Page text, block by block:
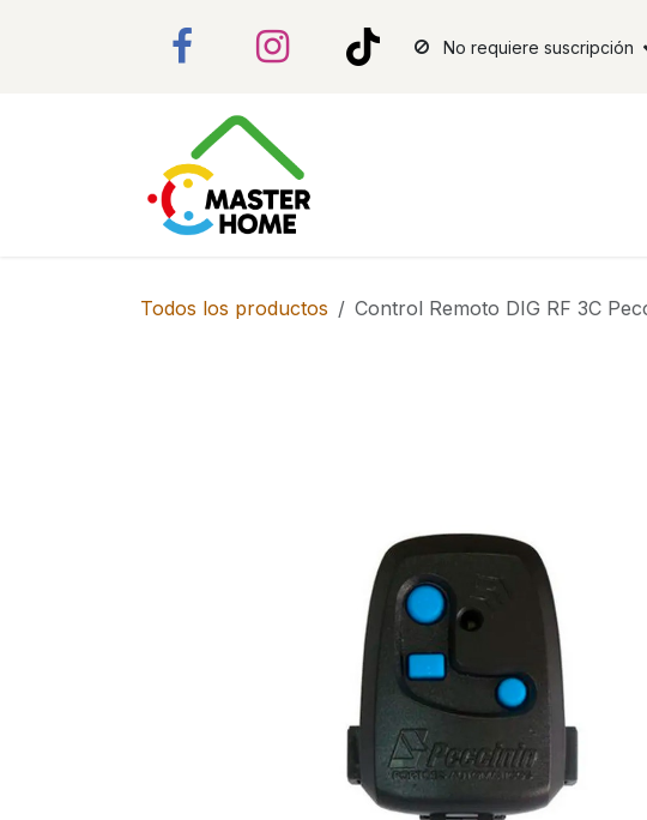
No requiere suscripción
Todos los productos Control Remoto DIG RF 3C